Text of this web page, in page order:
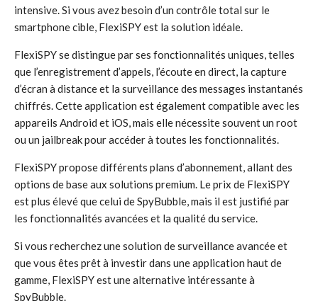
intensive. Si vous avez besoin d’un contrôle total sur le
smartphone cible, FlexiSPY est la solution idéale.
FlexiSPY se distingue par ses fonctionnalités uniques, telles
que l’enregistrement d’appels, l’écoute en direct, la capture
d’écran à distance et la surveillance des messages instantanés
chiffrés. Cette application est également compatible avec les
appareils Android et iOS, mais elle nécessite souvent un root
ou un jailbreak pour accéder à toutes les fonctionnalités.
FlexiSPY propose différents plans d’abonnement, allant des
options de base aux solutions premium. Le prix de FlexiSPY
est plus élevé que celui de SpyBubble, mais il est justifié par
les fonctionnalités avancées et la qualité du service.
Si vous recherchez une solution de surveillance avancée et
que vous êtes prêt à investir dans une application haut de
gamme, FlexiSPY est une alternative intéressante à
SpyBubble.